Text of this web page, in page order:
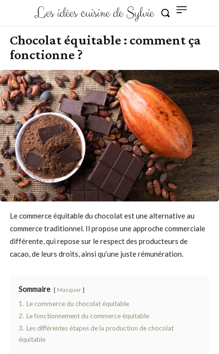
Les idées cuisine de Sylvie
Chocolat équitable : comment ça
fonctionne ?
Le commerce équitable du chocolat est une alternative au
commerce traditionnel. Il propose une approche commerciale
différente, qui repose sur le respect des producteurs de
cacao, de leurs droits, ainsi qu’une juste rémunération.
Sommaire Masquer
1. Le commerce du chocolat équitable
2. Le fonctionnement du commerce équitable
3. Les différentes étapes de la production de chocolat
équitable